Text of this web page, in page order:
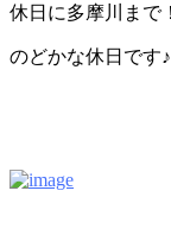
休日に多摩川まで
のどかな休日です♪